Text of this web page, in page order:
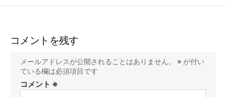
コメントを残す
メールアドレスが公開されることはありません。 ※ が付い
ている欄は必須項目です
コメント ※